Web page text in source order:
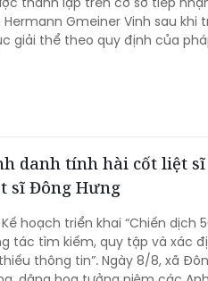
danh tính hài cốt liệt
hoạch triển khai “Chiến dịch
tác tìm kiếm, quy tập và xác
thông tin”. Ngày 8/8, xã
dâng hoa tưởng niệm các
sinh phẩm ADN tại các phần
tính ở nghĩa trang liệt sĩ Đông